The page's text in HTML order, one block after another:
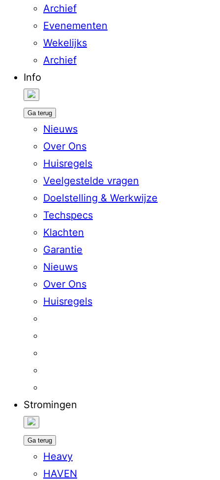
Archief
Evenementen
Wekelijks
Archief
Info
Ga terug
Nieuws
Over Ons
Huisregels
Veelgestelde vragen
Doelstelling & Werkwijze
Techspecs
Klachten
Garantie
Nieuws
Over Ons
Huisregels
Stromingen
Ga terug
Heavy
HAVEN